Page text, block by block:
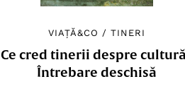
VIAȚĂ&CO /TINERI
Ce cred tinerii despre
Întrebare deschisă